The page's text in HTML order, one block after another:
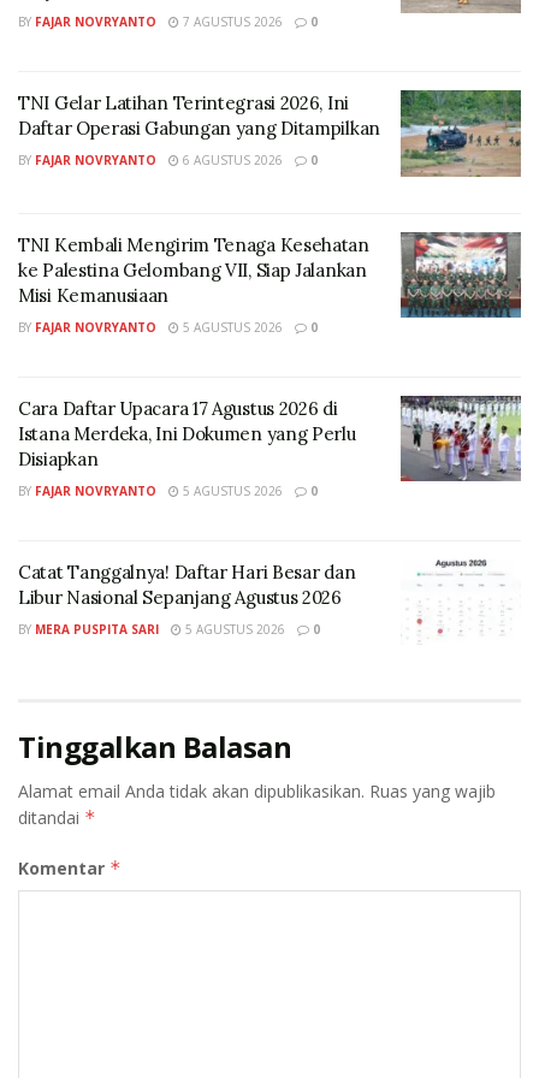
tahapan yang menjunjung tinggi mekanisme
Business (B2B). Proses negosiasi dari sisi jumlah
kebutuhan berdasarkan volume permintaan,
pelaksanaan tender supplier yang dilakukan dengan
sampai dengan mekanisme open book
untuk negosiasi aspek komersial dilaksanakan, sampai
akhirnya proses bongkar dilaksanakan
dan diterima BU Swasta untuk disalurkan kepada
kepada APR (BP-AKR) telah memenuhi seluruh
requirements dari APR sebagai bentuk
komitmen tindak lanjut atas arahan pemerintah.
produktivitas masyarakat. Karena itu, kami terus
berupaya memastikan pasokan BBM tetap
aman, berkualitas, dan mudah dijangkau oleh semua,”
PT Pertamina Patra Niaga
BY FAJAR NOVRYANTO 7 AGUSTUS 2026 0
TNI Gelar Latihan Terintegrasi 2026, Ini
Daftar Operasi Gabungan yang Ditampilkan
BY FAJAR NOVRYANTO 6 AGUSTUS 2026 0
TNI Kembali Mengirim Tenaga Kesehatan
ke Palestina Gelombang VII, Siap Jalankan
Misi Kemanusiaan
BY FAJAR NOVRYANTO 5 AGUSTUS 2026 0
Cara Daftar Upacara 17 Agustus 2026 di
Istana Merdeka, Ini Dokumen yang Perlu
Disiapkan
BY FAJAR NOVRYANTO 5 AGUSTUS 2026 0
Catat Tanggalnya! Daftar Hari Besar dan
Libur Nasional Sepanjang Agustus 2026
BY MERA PUSPITA SARI 5 AGUSTUS 2026 0
Tinggalkan Balasan
Alamat email Anda tidak akan dipublikasikan. Ruas yang wajib
ditandai *
Komentar *